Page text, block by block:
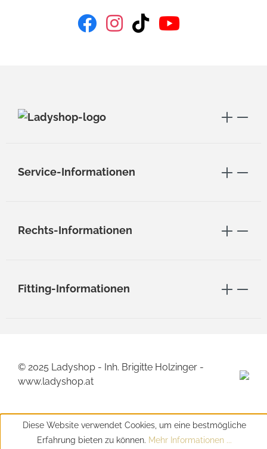
Service-Informationen
Rechts-Informationen
Fitting-Informationen
© 2025 Ladyshop - Inh. Brigitte Holzinger -
www.ladyshop.at
Diese Website verwendet Cookies, um eine bestmögliche
Erfahrung bieten zu können. Mehr Informationen ...